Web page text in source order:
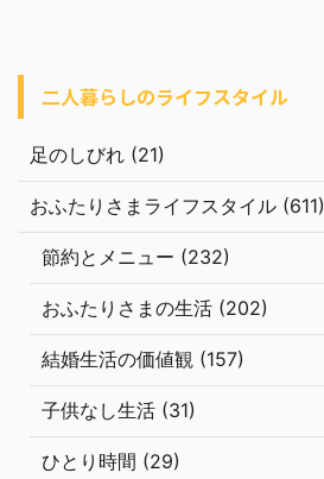
二人暮らしのライフスタイル
足のしびれ (21)
おふたりさまライフスタイル (611)
節約とメニュー (232)
おふたりさまの生活 (202)
結婚生活の価値観 (157)
子供なし生活 (31)
ひとり時間 (29)